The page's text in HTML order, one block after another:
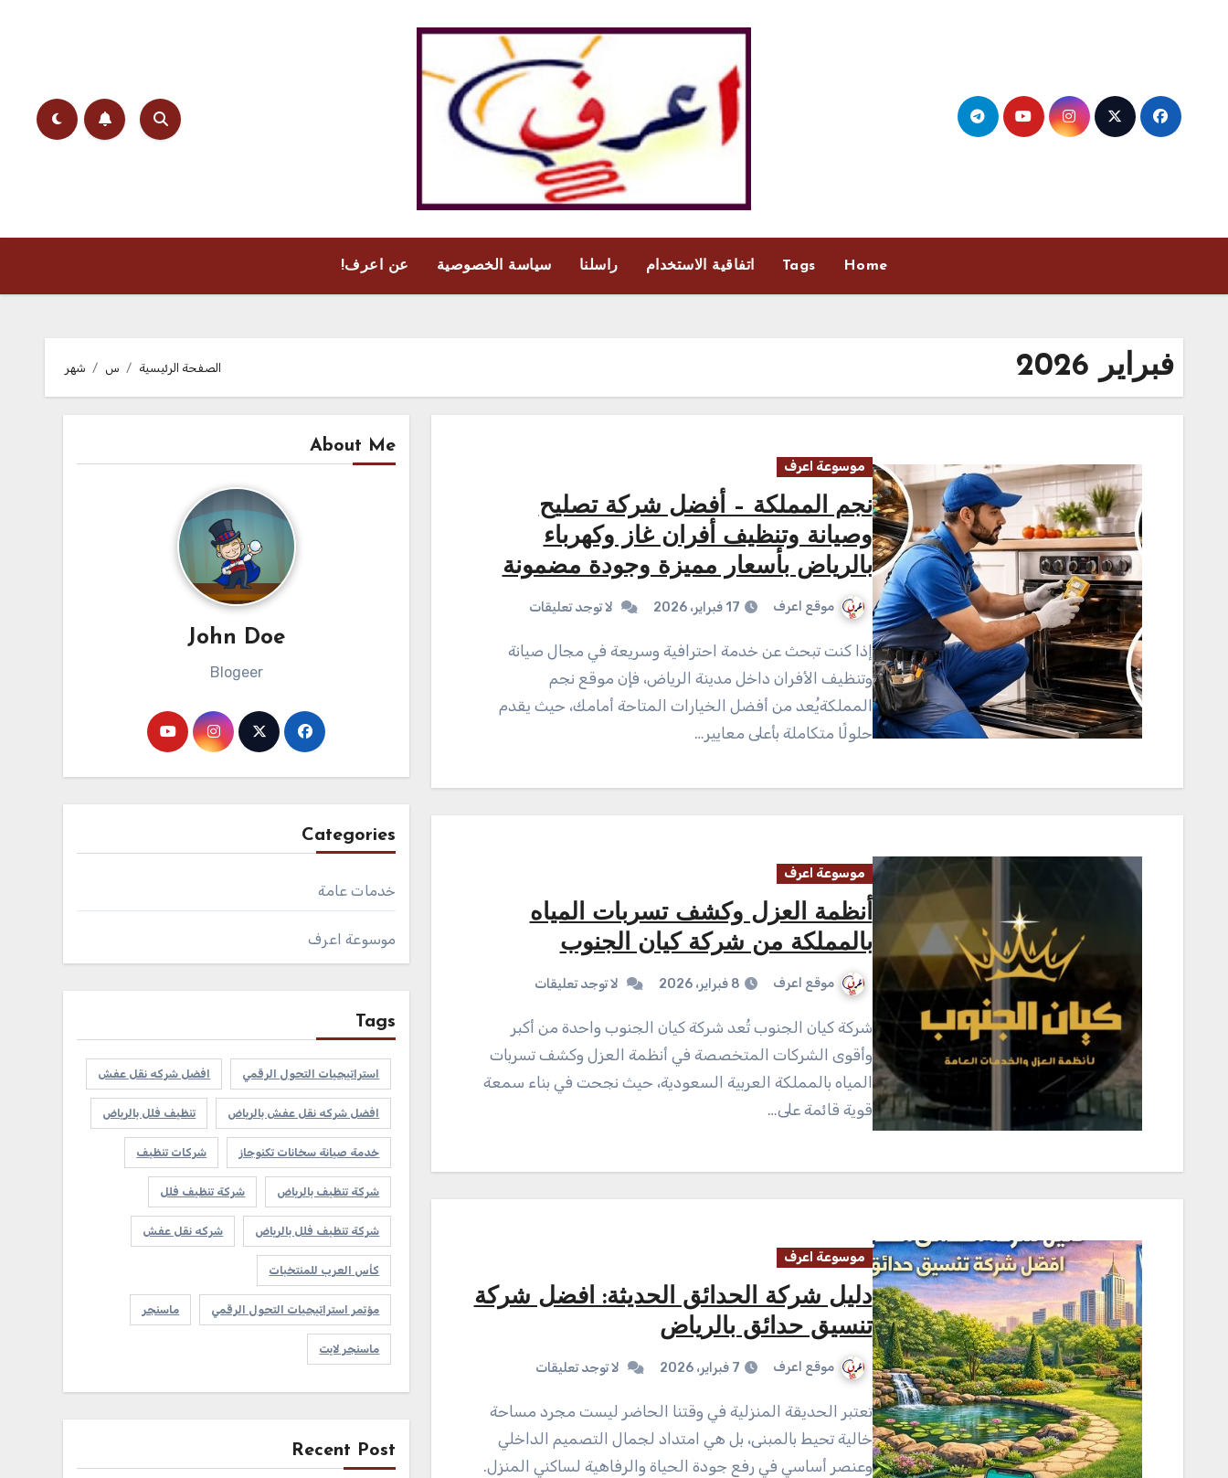
Home
Tags اتفاقية الاستخدام راسلنا سياسة الخصوصية عن اعرف!
فبراير 2026 الصفحة الرئيسية س شهر
موسوعة اعرف
نجم المملكة – أفضل شركة تصليح
وصيانة وتنظيف أفران غاز وكهرباء
بالرياض بأسعار مميزة وجودة مضمونة
موقع اعرف 17 فبراير، 2026 لا توجد تعليقات
إذا كنت تبحث عن خدمة احترافية وسريعة في مجال صيانة
وتنظيف الأفران داخل مدينة الرياض، فإن موقع نجم
المملكةيُعد من أفضل الخيارات المتاحة أمامك، حيث يقدم
حلولًا متكاملة بأعلى معايير…
موسوعة اعرف
أنظمة العزل وكشف تسربات المياه
بالمملكة من شركة كيان الجنوب
موقع اعرف 8 فبراير، 2026 لا توجد تعليقات
شركة كيان الجنوب تُعد شركة كيان الجنوب واحدة من أكبر
وأقوى الشركات المتخصصة في أنظمة العزل وكشف تسربات
المياه بالمملكة العربية السعودية، حيث نجحت في بناء سمعة
قوية قائمة على…
موسوعة اعرف
دليل شركة الحدائق الحديثة: افضل شركة
تنسيق حدائق بالرياض
موقع اعرف 7 فبراير، 2026 لا توجد تعليقات
تعتبر الحديقة المنزلية في وقتنا الحاضر ليست مجرد مساحة
خالية تحيط بالمبنى، بل هي امتداد لجمال التصميم الداخلي
وعنصر أساسي في رفع جودة الحياة والرفاهية لساكني المنزل.
About Me
John Doe
Blogeer
Categories
خدمات عامة
موسوعة اعرف
Tags
استراتيجيات التحول الرقمي افضل شركه نقل عفش
افضل شركه نقل عفش بالرياض تنظيف فلل بالرياض
خدمة صيانة سخانات تكنوجاز شركات تنظيف
شركة تنظيف بالرياض شركة تنظيف فلل
شركة تنظيف فلل بالرياض شركه نقل عفش
كأس العرب للمنتخبات
مؤتمر استراتيجيات التحول الرقمي ماسنجر
ماسنجر لايت
Recent Post